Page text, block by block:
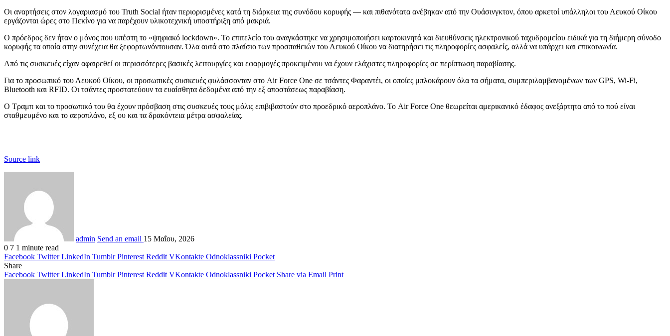
Οι αναρτήσεις στον λογαριασμό του Truth Social ήταν περιορισμένες κατά τη διάρκεια της συνόδου κορυφής — και πιθανότατα ανέβηκαν από την Ουάσινγκτον, όπου αρκετοί υπάλληλοι του Λευκού Οίκου
εργάζονται ώρες στο Πεκίνο για να παρέχουν υλικοτεχνική υποστήριξη από μακριά.
Ο πρόεδρος δεν ήταν ο μόνος που υπέστη το «ψηφιακό lockdown». Το επιτελείο του αναγκάστηκε να χρησιμοποιήσει καρτοκινητά και διευθύνσεις ηλεκτρονικού ταχυδρομείου ειδικά για τη διήμερη σύνοδο
κορυφής τα οποία στην συνέχεια θα ξεφορτωνόντουσαν. Όλα αυτά στο πλαίσιο των προσπαθειών του Λευκού Οίκου να διατηρήσει τις πληροφορίες ασφαλείς, αλλά να υπάρχει και επικοινωνία.
Από τις συσκευές είχαν αφαιρεθεί οι περισσότερες βασικές λειτουργίες και εφαρμογές προκειμένου να έχουν ελάχιστες πληροφορίες σε περίπτωση παραβίασης.
Για το προσωπικό του Λευκού Οίκου, οι προσωπικές συσκευές φυλάσσονταν στο Air Force One σε τσάντες Φαραντέι, οι οποίες μπλοκάρουν όλα τα σήματα, συμπεριλαμβανομένων των GPS, Wi-Fi,
Bluetooth και RFID. Οι τσάντες προστατεύουν τα ευαίσθητα δεδομένα από την εξ αποστάσεως παραβίαση.
Ο Τραμπ και το προσωπικό του θα έχουν πρόσβαση στις συσκευές τους μόλις επιβιβαστούν στο προεδρικό αεροπλάνο. Το Air Force One θεωρείται αμερικανικό έδαφος ανεξάρτητα από το πού είναι
σταθμευμένο και το αεροπλάνο, εξ ου και τα δρακόντεια μέτρα ασφαλείας.
Source link
admin Send an email 15 Μαΐου, 2026
0 7 1 minute read
Facebook Twitter LinkedIn Tumblr Pinterest Reddit VKontakte Odnoklassniki Pocket
Share
Facebook Twitter LinkedIn Tumblr Pinterest Reddit VKontakte Odnoklassniki Pocket Share via Email Print